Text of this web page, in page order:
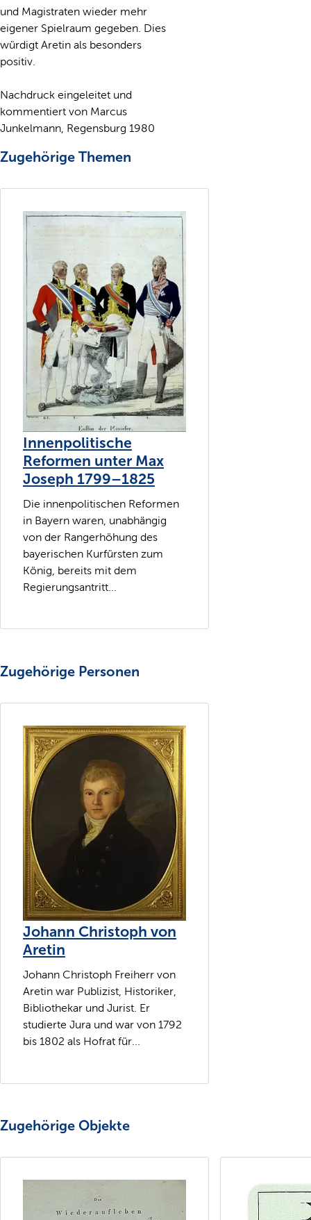
und Magistraten wieder mehr
eigener Spielraum gegeben. Dies
würdigt Aretin als besonders
positiv.
Nachdruck eingeleitet und
kommentiert von Marcus
Junkelmann, Regensburg 1980
Zugehörige Themen
Innenpolitische
Reformen unter Max
Joseph 1799–1825
Die innenpolitischen Reformen
in Bayern waren, unabhängig
von der Rangerhöhung des
bayerischen Kurfürsten zum
König, bereits mit dem
Regierungsantritt...
Zugehörige Personen
Johann Christoph von
Aretin
Johann Christoph Freiherr von
Aretin war Publizist, Historiker,
Bibliothekar und Jurist. Er
studierte Jura und war von 1792
bis 1802 als Hofrat für...
Zugehörige Objekte